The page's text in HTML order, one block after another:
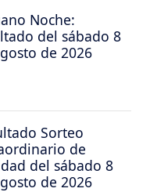
Noche:
del sábado 8
de 2026
Sorteo
de
del sábado 8
de 2026